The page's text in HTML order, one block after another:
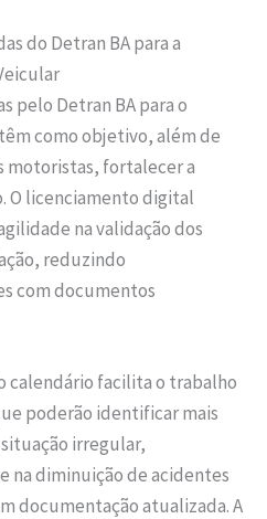
do Detran BA para a
pelo Detran BA para o
como objetivo, além de
motoristas, fortalecer a
O licenciamento digital
na validação dos
reduzindo
com documentos
calendário facilita o trabalho
poderão identificar mais
irregular,
diminuição de acidentes
documentação atualizada. A